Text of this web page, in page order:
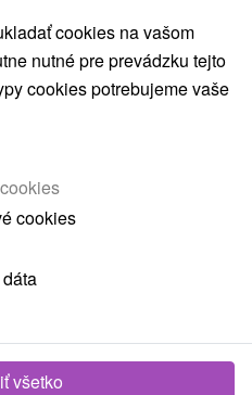
cookies na vašom
nutné pre prevádzku tejto
cookies potrebujeme vaše
cookies
všetko